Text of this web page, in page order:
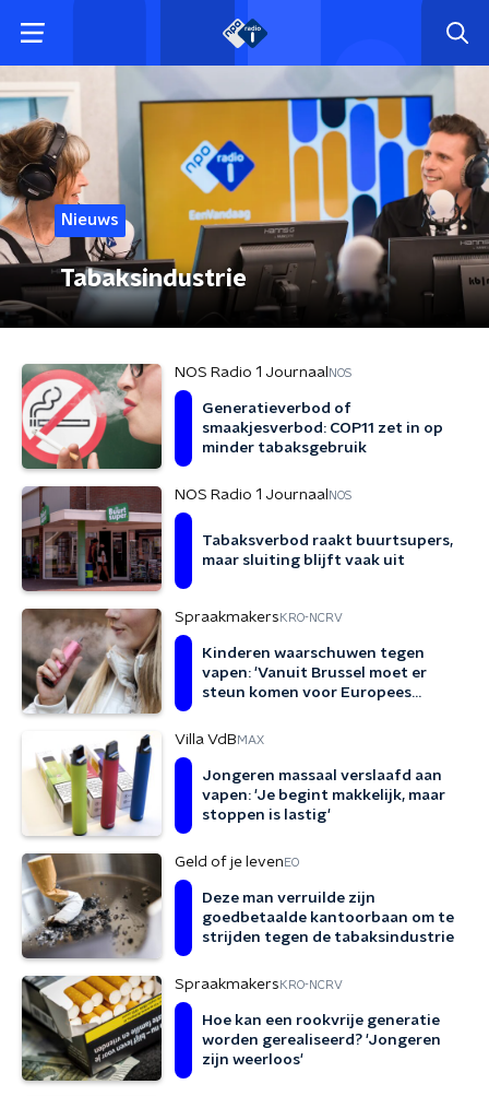
Nieuws
Tabaksindustrie
NOS Radio 1 Journaal NOS
Generatieverbod of
smaakjesverbod: COP11 zet in op
minder tabaksgebruik
NOS Radio 1 Journaal NOS
Tabaksverbod raakt buurtsupers,
maar sluiting blijft vaak uit
Spraakmakers KRO-NCRV
Kinderen waarschuwen tegen
vapen: 'Vanuit Brussel moet er
steun komen voor Europees
Villa VdB MAX
Jongeren massaal verslaafd aan
vapen: 'Je begint makkelijk, maar
stoppen is lastig'
Geld of je leven EO
Deze man verruilde zijn
goedbetaalde kantoorbaan om te
strijden tegen de tabaksindustrie
Spraakmakers KRO-NCRV
Hoe kan een rookvrije generatie
worden gerealiseerd? 'Jongeren
zijn weerloos'